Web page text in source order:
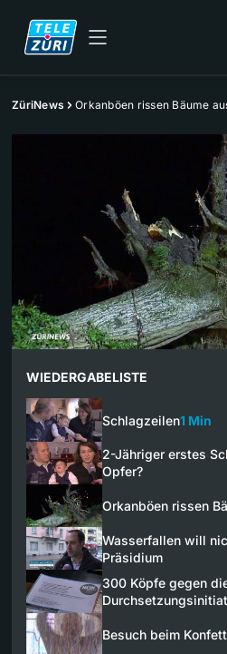
ZüriNews Orkanböen rissen Bäume
WIEDERGABELISTE
Schlagzeilen1 Min
2-Jähriger erstes
Opfer?
Orkanböen rissen
Wasserfallen will
Präsidium
300 Köpfe gegen
Besuch beim